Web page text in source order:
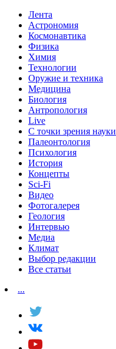
Лента
Астрономия
Космонавтика
Физика
Химия
Технологии
Оружие и техника
Медицина
Биология
Антропология
Live
С точки зрения науки
Палеонтология
Психология
История
Концепты
Sci-Fi
Видео
Фотогалерея
Геология
Интервью
Медиа
Климат
Выбор редакции
Все статьи
...